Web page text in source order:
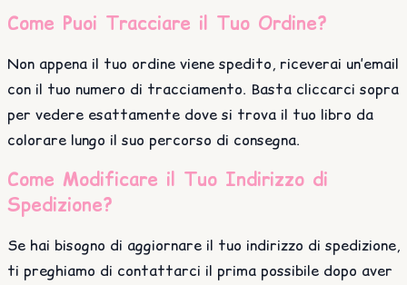
Come Puoi Tracciare il Tuo Ordine?
Non appena il tuo ordine viene spedito, riceverai un’email
con il tuo numero di tracciamento. Basta cliccarci sopra
per vedere esattamente dove si trova il tuo libro da
colorare lungo il suo percorso di consegna.
Come Modificare il Tuo Indirizzo di
Spedizione?
Se hai bisogno di aggiornare il tuo indirizzo di spedizione,
ti preghiamo di contattarci il prima possibile dopo aver